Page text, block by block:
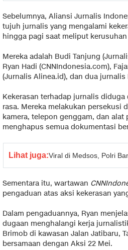
Sebelumnya, Aliansi Jurnalis
tujuh jurnalis yang mengalami
hingga pagi saat meliput kerusuhan
Mereka adalah Budi Tanjung
Ryan Hadi (CNNIndonesia.com),
(Jurnalis Alinea.id), dan dua
Kekerasan terhadap jurnalis
rasa. Mereka melakukan persekusi
kamera, telepon genggam, dan
menghapus semua dokumentasi
Lihat juga:Viral di Medsos, Polri
Sementara itu, wartawan
pengaduan atas aksi kekerasan
Dalam pengaduannya, Ryan
dugaan menghalangi kerja
Brimob di kawasan Jalan Jatibaru,
bersamaan dengan Aksi 22 Mei.